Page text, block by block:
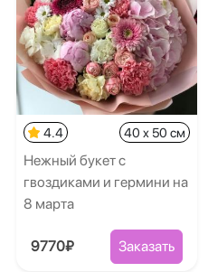
4.4 40 x 50 см
Нежный букет с
гвоздиками и гермини на
8 марта
9770₽ Заказать